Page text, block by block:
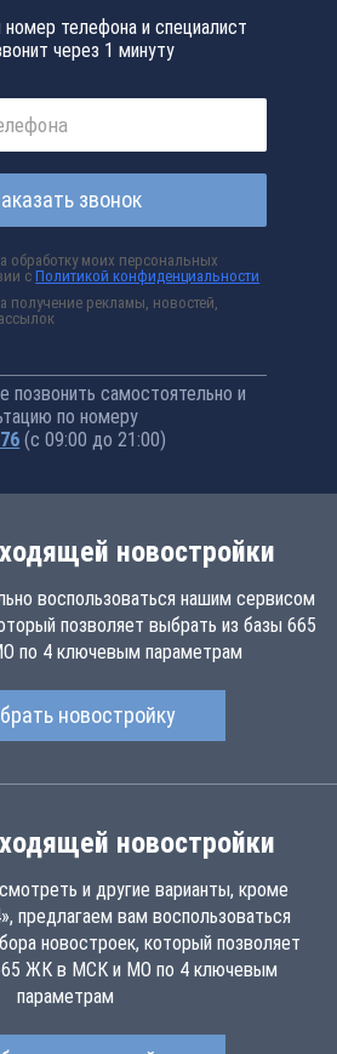
номер телефона и специалист
через 1 минуту
звонок
обработку моих персональных
сПолитикой конфиденциальности
получение рекламы, новостей,
самостоятельно и
по номеру
(с 09:00 до 21:00)
новостройки
воспользоваться нашим сервисом
позволяет выбрать из базы 665
по 4 ключевым параметрам
новостройку
новостройки
и другие варианты, кроме
предлагаем вам воспользоваться
новостроек, который позволяет
ЖК в МСК и МО по 4 ключевым
параметрам